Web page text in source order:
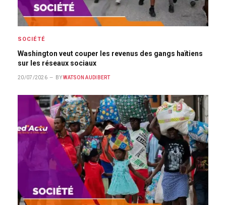
SOCIÉTÉ
Washington veut couper les revenus des gangs haïtiens
sur les réseaux sociaux
20/07/2026 BY WATSON AUDIBERT